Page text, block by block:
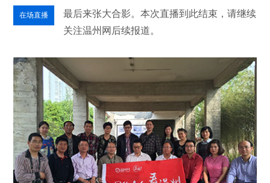
在场直播
最后来张大合影。本次直播到此结束，请继续
关注温州网后续报道。